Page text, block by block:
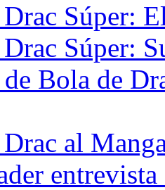
Súper:
Súper:
Bola de
al